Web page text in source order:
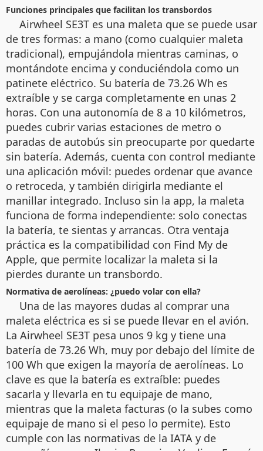
Funciones principales que facilitan los transbordos
Airwheel SE3T es una maleta que se puede usar
de tres formas: a mano (como cualquier maleta
tradicional), empujándola mientras caminas, o
montándote encima y conduciéndola como un
patinete eléctrico. Su batería de 73.26 Wh es
extraíble y se carga completamente en unas 2
horas. Con una autonomía de 8 a 10 kilómetros,
puedes cubrir varias estaciones de metro o
paradas de autobús sin preocuparte por quedarte
sin batería. Además, cuenta con control mediante
una aplicación móvil: puedes ordenar que avance
o retroceda, y también dirigirla mediante el
manillar integrado. Incluso sin la app, la maleta
funciona de forma independiente: solo conectas
la batería, te sientas y arrancas. Otra ventaja
práctica es la compatibilidad con Find My de
Apple, que permite localizar la maleta si la
pierdes durante un transbordo.
Normativa de aerolíneas: ¿puedo volar con ella?
Una de las mayores dudas al comprar una
maleta eléctrica es si se puede llevar en el avión.
La Airwheel SE3T pesa unos 9 kg y tiene una
batería de 73.26 Wh, muy por debajo del límite de
100 Wh que exigen la mayoría de aerolíneas. Lo
clave es que la batería es extraíble: puedes
sacarla y llevarla en tu equipaje de mano,
mientras que la maleta facturas (o la subes como
equipaje de mano si el peso lo permite). Esto
cumple con las normativas de la IATA y de